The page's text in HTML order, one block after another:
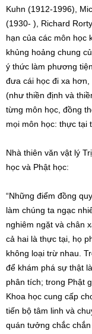
Kuhn (1912-1996),
(1930- ), Richard
hạn của các môn học
khủng hoảng chung
ý thức làm phương
đưa cái học đi xa
(như thiền định và
từng môn học, đồng
mọi môn học: thực tại
Nhà thiên văn vật lý
học và Phật học:
“Những điểm đồng
làm chúng ta ngạc
nghiêm ngặt và chân
cả hai là thực tại, họ
không loại trừ nhau.
để khám phá sự thật
phân tích; trong Phật
Khoa học cung cấp
tiến bộ tâm linh và
quán tưởng chắc